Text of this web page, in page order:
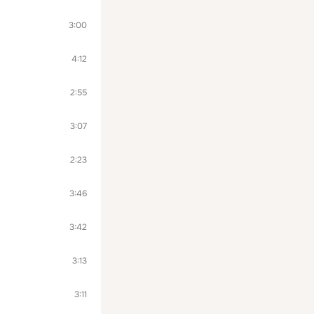
3:00
4:12
2:55
3:07
2:23
3:46
3:42
3:13
3:11